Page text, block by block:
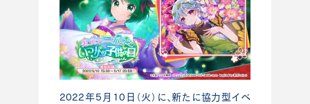
2022年5月10日（火）に、新たに協力型イベ